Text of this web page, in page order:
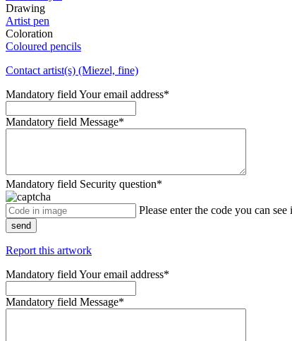
Drawing
Artist pen
Coloration
Coloured pencils
Contact artist(s) (Miezel, fine)
Mandatory field Your email address*
Mandatory field Message*
Mandatory field Security question*
Please enter the code you can see
send
Report this artwork
Mandatory field Your email address*
Mandatory field Message*